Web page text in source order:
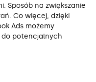
Sposób na zwiększanie
Co więcej, dzięki
Ads możemy
potencjalnych